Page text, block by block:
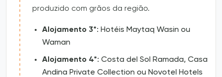
produzido com grãos da região.
Alojamento 3*: Hotéis Maytaq Wasin ou
Waman
Alojamento 4*: Costa del Sol Ramada, Casa
Andina Private Collection ou Novotel Hotels